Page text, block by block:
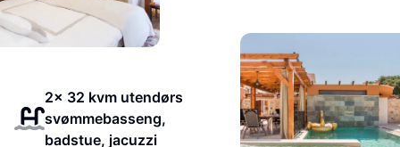
2x 32 kvm utendørs
svømmebasseng,
badstue, jacuzzi